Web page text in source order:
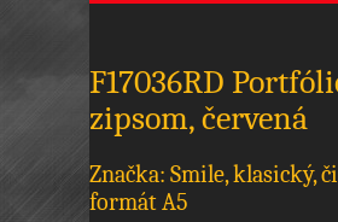
F17036RD
zipsom, červená
Značka: Smile, klasický,
formát A5